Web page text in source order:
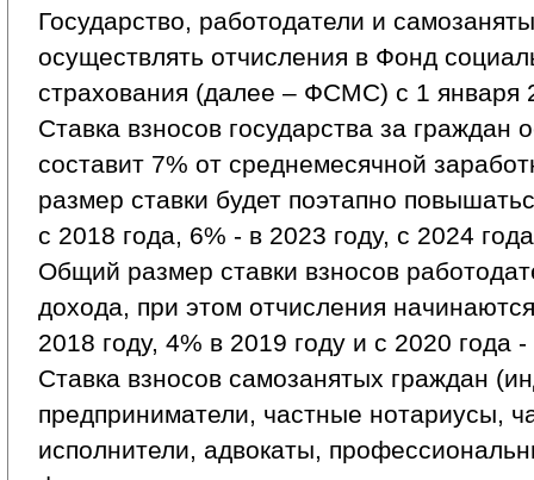
Государство, работодатели и
осуществлять отчисления в Фонд
страхования (далее – ФСМС) с 1 января
Ставка взносов государства за граждан
составит 7% от среднемесячной
размер ставки будет поэтапно
с 2018 года, 6% - в 2023 году, с 2024
Общий размер ставки взносов
дохода, при этом отчисления
2018 году, 4% в 2019 году и с 2020 года
Ставка взносов самозанятых граждан
предприниматели, частные нотариусы,
исполнители, адвокаты,